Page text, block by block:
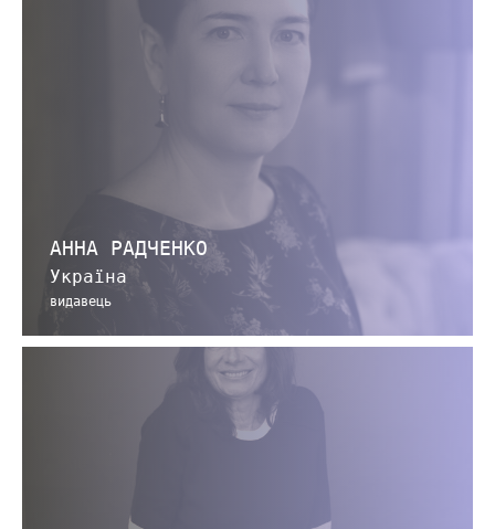
АННА РАДЧЕНКО
Україна
видавець